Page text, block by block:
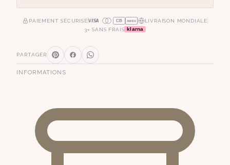
PAIEMENT SÉCURISÉ CB AMEX
LIVRAISON MONDIALE
3× SANS FRAIS klarna
PARTAGER
INFORMATIONS